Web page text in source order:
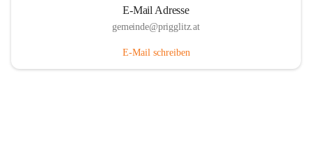
E-Mail Adresse
gemeinde@prigglitz.at
E-Mail schreiben